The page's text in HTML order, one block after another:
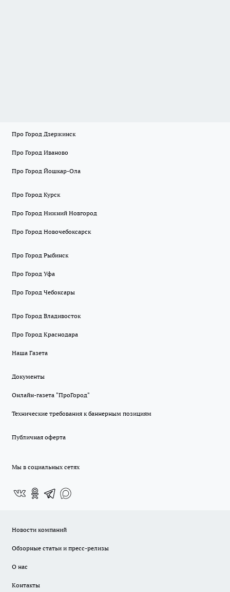
Про Город Дзержинск
Про Город Иваново
Про Город Йошкар-Ола
Про Город Курск
Про Город Нижний Новгород
Про Город Новочебоксарск
Про Город Рыбинск
Про Город Уфа
Про Город Чебоксары
Про Город Владивосток
Про Город Краснодара
Наша Газета
Документы
Онлайн-газета "ПроГород"
Технические требования к баннерным позициям
Публичная оферта
Мы в социальных сетях
Новости компаний
Обзорные статьи и пресс-релизы
О нас
Контакты